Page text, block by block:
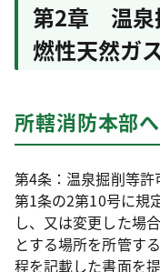
第2章 温泉
燃性天然ガ
所轄消防本部
第4条：温泉掘削等
第1条の2第10号に規
し、又は変更した場
とする場所を所管す
程を記載した書面を